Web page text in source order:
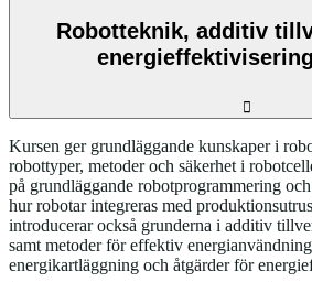
Robotteknik, additiv
Kursen ger grundläggande kunskaper i
robottyper, metoder och säkerhet i
på grundläggande robotprogrammering
hur robotar integreras med
introducerar också grunderna i additiv
samt metoder för effektiv
energikartläggning och åtgärder för